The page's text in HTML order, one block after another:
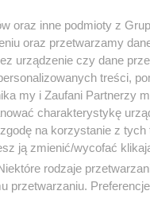
oraz inne podmioty z
oraz przetwarzamy
urządzenie czy dane
treści,
my i Zaufani Partnerzy
charakterystykę
na korzystanie z tych
ją zmienić/wycofać
rodzaje
przetwarzaniu.